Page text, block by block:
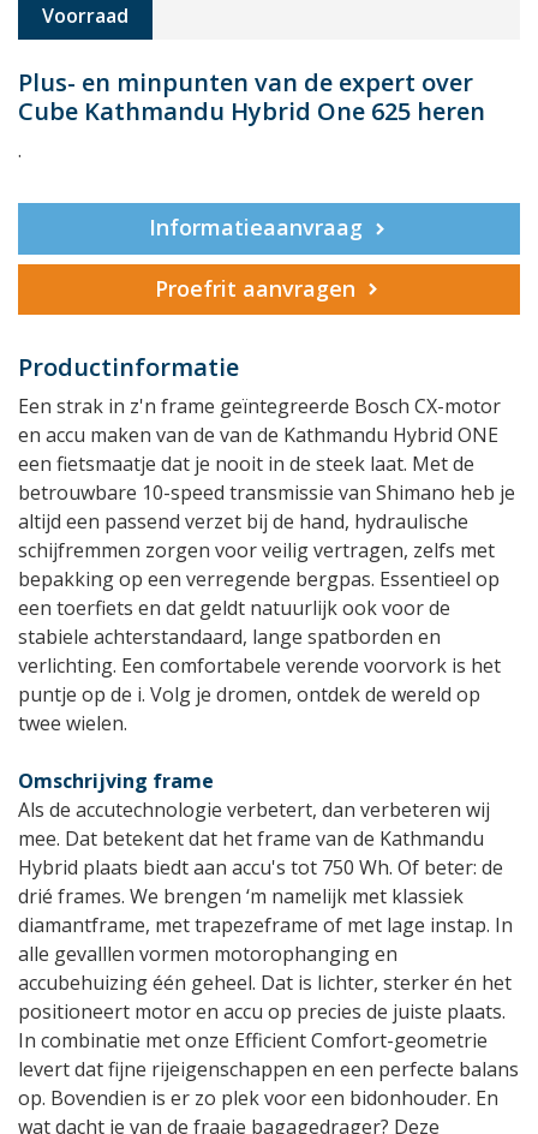
Voorraad
Plus- en minpunten van de expert over
Cube Kathmandu Hybrid One 625 heren
.
Informatieaanvraag
Proefrit aanvragen
Productinformatie
Een strak in z'n frame geïntegreerde Bosch CX-motor
en accu maken van de van de Kathmandu Hybrid ONE
een fietsmaatje dat je nooit in de steek laat. Met de
betrouwbare 10-speed transmissie van Shimano heb je
altijd een passend verzet bij de hand, hydraulische
schijfremmen zorgen voor veilig vertragen, zelfs met
bepakking op een verregende bergpas. Essentieel op
een toerfiets en dat geldt natuurlijk ook voor de
stabiele achterstandaard, lange spatborden en
verlichting. Een comfortabele verende voorvork is het
puntje op de i. Volg je dromen, ontdek de wereld op
twee wielen.
Omschrijving frame
Als de accutechnologie verbetert, dan verbeteren wij
mee. Dat betekent dat het frame van de Kathmandu
Hybrid plaats biedt aan accu's tot 750 Wh. Of beter: de
drié frames. We brengen ‘m namelijk met klassiek
diamantframe, met trapezeframe of met lage instap. In
alle gevalllen vormen motorophanging en
accubehuizing één geheel. Dat is lichter, sterker én het
positioneert motor en accu op precies de juiste plaats.
In combinatie met onze Efficient Comfort-geometrie
levert dat fijne rijeigenschappen en een perfecte balans
op. Bovendien is er zo plek voor een bidonhouder. En
wat dacht je van de fraaie bagagedrager? Deze